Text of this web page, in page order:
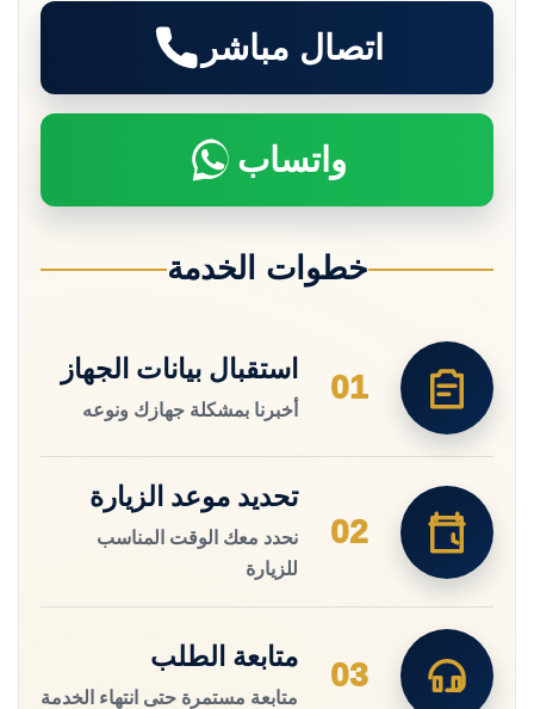
اتصال مباشر
واتساب
خطوات الخدمة
01
استقبال بيانات الجهاز
أخبرنا بمشكلة جهازك ونوعه
02
تحديد موعد الزيارة
نحدد معك الوقت المناسب
للزيارة
03
متابعة الطلب
متابعة مستمرة حتى انتهاء الخدمة